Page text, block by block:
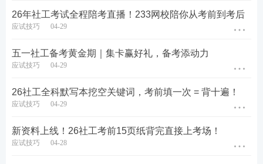
仅支持手机端做题，考生须打开233网校app或者233
网校职业类考证小程序，进入模考大赛活动入口。详
情如下图所示：
26年社工考试全程陪考直播！233网校陪你从考前到考后
应试技巧 04-29
五一社工备考黄金期｜集卡赢好礼，备考添动力
应试技巧 04-29
26社工全科默写本挖空关键词，考前填一次 = 背十遍！
应试技巧 04-29
新资料上线！26社工考前15页纸背完直接上考场！
应试技巧 04-28